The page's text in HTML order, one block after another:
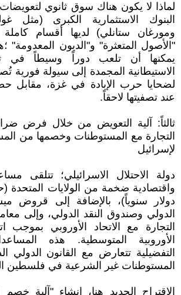
لماذا لا يكون هناك سوق ثانوي
البنوك الاستثمارية الكبرى (مثل
ومورغان ستانلي) لديها أقسام
"الأصول المتعثرة" و"الديون المعدومة"
يمكنها أن تلعب دوراً وسيطاً في
الاستيطانية المجمدة إلى سيولة
لضحايا حرب الإبادة في غزة، مقابل
عند تصفيتها لاحقاً.
ثالثاً: آلية التعويض من خلال فرض
التجارة مع المستوطنات وخصمها من
لإسرائيل
دولة الاحتلال الاسرائيلي؛ تتلقى
دولار سنوياً)، بالإضافة إلى قروض
الدولي وصندوق النقد الدولي، وإلى
التجارة مع الاتحاد الأوروبي بموجب
الأوروبية المتوسطية. هذه
التفضيلية تتعارض مع القانون
المستوطنات غير الشرعية في فلسطين
الاقتراح الجديد هنا، إنشاء "آلية